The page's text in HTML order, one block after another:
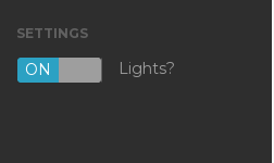
SETTINGS
ON OFF
Lights?